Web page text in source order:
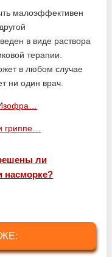
малоэффективен
в виде раствора
терапии.
в любом случае
ни один врач.
гриппе…
ли
насморке?